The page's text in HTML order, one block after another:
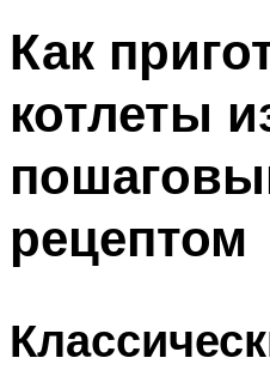
Как
котлеты
рецептом